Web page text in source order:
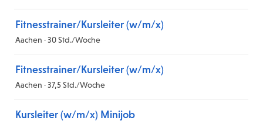
Fitnesstrainer/Kursleiter (w/m/x)
Aachen · 30 Std./Woche
Fitnesstrainer/Kursleiter (w/m/x)
Aachen · 37,5 Std./Woche
Kursleiter (w/m/x) Minijob